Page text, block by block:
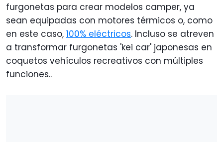
furgonetas para crear modelos camper, ya
sean equipadas con motores térmicos o, como
en este caso, 100% eléctricos. Incluso se atreven
a transformar furgonetas 'kei car' japonesas en
coquetos vehículos recreativos con múltiples
funciones..